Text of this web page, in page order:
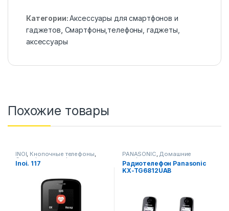
Категории:Аксессуары для смартфонов и
гаджетов Смартфоны,телефоны, гаджеты,
аксессуары
Похожие товары
INOI, Кнопочные телефоны,
Смартфоны,телефоны,
гаджеты, аксессуары
Inoi. 117
PANASONIC, Домашние
телефоны
Смартфоны,телефоны,
гаджеты, аксессуары
Pадиотелефон Panasonic
KX-TG6812UAB